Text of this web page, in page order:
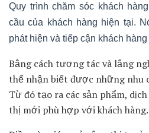
Việc cung cấp dịch vụ khách
chóng và tận tâm rất tốt. Nó
điểm khác biệt cạnh tranh và
Khách hàng thường đánh giá
và sẵn lòng trả giá cao hơn cho